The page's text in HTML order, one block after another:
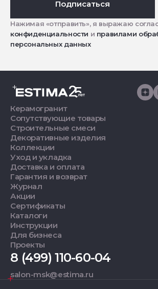
Подписаться
Нажимая «отправить», я выражаю
конфиденциальности и правилами
персональных данных
Керамогранит
Сопутствующие товары
Строительные смеси
Декоративные изделия
Коллекции
Уход и укладка
Доставка и оплата
Гарантия и возврат
Журнал
Акции
Сертификаты
Каталоги
Инструкции
Для бизнеса
Проекты
8 (499) 110-60-04
salon-msk@estima.ru